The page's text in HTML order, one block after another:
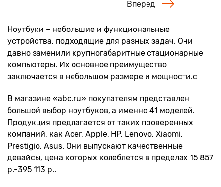
Вперед
Ноутбуки – небольшие и функциональные
устройства, подходящие для разных задач. Они
давно заменили крупногабаритные стационарные
компьютеры. Их основное преимущество
заключается в небольшом размере и мощности.с
В магазине «abc.ru» покупателям представлен
большой выбор ноутбуков, а именно 41 моделей.
Продукция предлагается от таких проверенных
компаний, как Acer, Apple, HP, Lenovo, Xiaomi,
Prestigio, Asus. Они выпускают качественные
девайсы, цена которых колеблется в пределах 15 857
р.-395 113 р..